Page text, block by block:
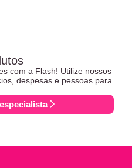
com a Flash! Utilize nossos
despesas e pessoas para